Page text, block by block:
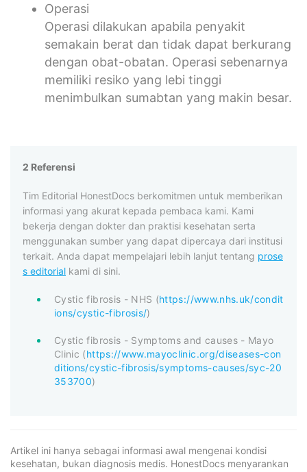
Operasi
Operasi dilakukan apabila penyakit
semakain berat dan tidak dapat berkurang
dengan obat-obatan. Operasi sebenarnya
memiliki resiko yang lebi tinggi
menimbulkan sumabtan yang makin besar.
2 Referensi
Tim Editorial HonestDocs berkomitmen untuk memberikan
informasi yang akurat kepada pembaca kami. Kami
bekerja dengan dokter dan praktisi kesehatan serta
menggunakan sumber yang dapat dipercaya dari institusi
terkait. Anda dapat mempelajari lebih lanjut tentang prose
s editorial kami di sini.
Cystic fibrosis - NHS (https://www.nhs.uk/condit
ions/cystic-fibrosis/)
Cystic fibrosis - Symptoms and causes - Mayo
Clinic (https://www.mayoclinic.org/diseases-con
ditions/cystic-fibrosis/symptoms-causes/syc-20
353700)
Artikel ini hanya sebagai informasi awal mengenai kondisi
kesehatan, bukan diagnosis medis. HonestDocs menyarankan